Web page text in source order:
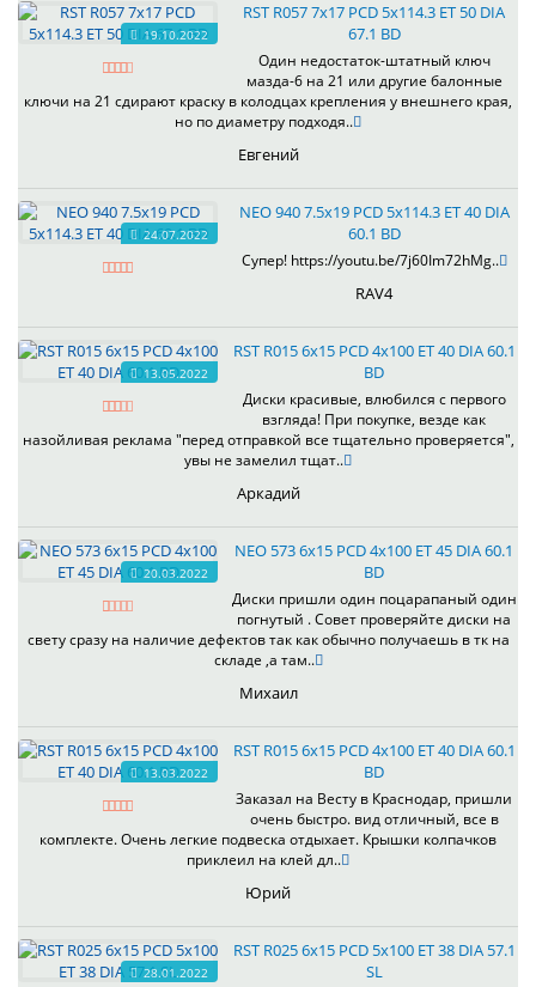
19.10.2022
RST R057 7x17 PCD 5x114.3 ET 50 DIA
67.1 BD
Один недостаток-штатный ключ
мазда-6 на 21 или другие балонные
ключи на 21 сдирают краску в колодцах крепления у внешнего края,
но по диаметру подходя..
Евгений
24.07.2022
NEO 940 7.5x19 PCD 5x114.3 ET 40 DIA
60.1 BD
Супер! https://youtu.be/7j60Im72hMg..
RAV4
13.05.2022
RST R015 6x15 PCD 4x100 ET 40 DIA 60.1
BD
Диски красивые, влюбился с первого
взгляда! При покупке, везде как
назойливая реклама "перед отправкой все тщательно проверяется",
увы не замелил тщат..
Аркадий
20.03.2022
NEO 573 6x15 PCD 4x100 ET 45 DIA 60.1
BD
Диски пришли один поцарапаный один
погнутый . Совет проверяйте диски на
свету сразу на наличие дефектов так как обычно получаешь в тк на
складе ,а там..
Михаил
13.03.2022
RST R015 6x15 PCD 4x100 ET 40 DIA 60.1
BD
Заказал на Весту в Краснодар, пришли
очень быстро. вид отличный, все в
комплекте. Очень легкие подвеска отдыхает. Крышки колпачков
приклеил на клей дл..
Юрий
28.01.2022
RST R025 6x15 PCD 5x100 ET 38 DIA 57.1
SL